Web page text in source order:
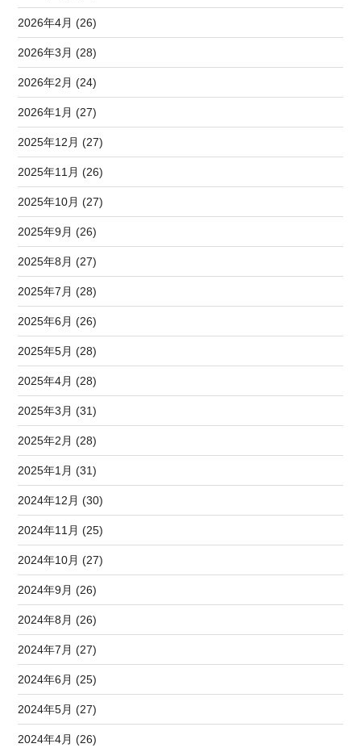
2026年4月 (26)
2026年3月 (28)
2026年2月 (24)
2026年1月 (27)
2025年12月 (27)
2025年11月 (26)
2025年10月 (27)
2025年9月 (26)
2025年8月 (27)
2025年7月 (28)
2025年6月 (26)
2025年5月 (28)
2025年4月 (28)
2025年3月 (31)
2025年2月 (28)
2025年1月 (31)
2024年12月 (30)
2024年11月 (25)
2024年10月 (27)
2024年9月 (26)
2024年8月 (26)
2024年7月 (27)
2024年6月 (25)
2024年5月 (27)
2024年4月 (26)